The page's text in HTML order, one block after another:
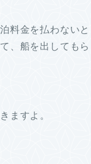
料金を払わないと
、船を出してもら
ますよ。